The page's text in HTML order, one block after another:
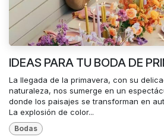
IDEAS PARA TU BODA DE
La llegada de la primavera, con su
naturaleza, nos sumerge en un
donde los paisajes se transforman en
La explosión de color...
Bodas